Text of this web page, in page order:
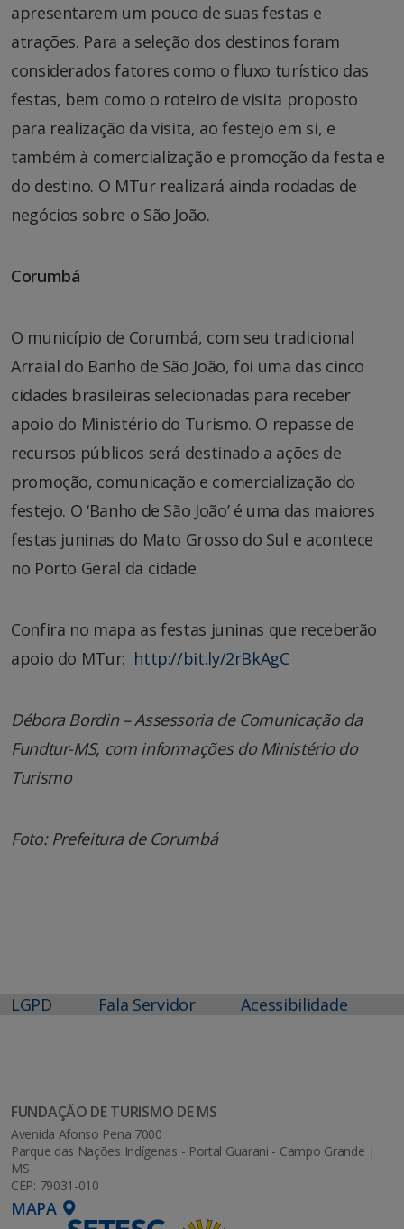
apresentarem um pouco de suas festas e
atrações. Para a seleção dos destinos foram
considerados fatores como o fluxo turístico das
festas, bem como o roteiro de visita proposto
para realização da visita, ao festejo em si, e
também à comercialização e promoção da festa e
do destino. O MTur realizará ainda rodadas de
negócios sobre o São João.
Corumbá
O município de Corumbá, com seu tradicional
Arraial do Banho de São João, foi uma das cinco
cidades brasileiras selecionadas para receber
apoio do Ministério do Turismo. O repasse de
recursos públicos será destinado a ações de
promoção, comunicação e comercialização do
festejo. O ‘Banho de São João’ é uma das maiores
festas juninas do Mato Grosso do Sul e acontece
no Porto Geral da cidade.
Confira no mapa as festas juninas que receberão
apoio do MTur: http://bit.ly/2rBkAgC
Débora Bordin – Assessoria de Comunicação da
Fundtur-MS, com informações do Ministério do
Turismo
Foto: Prefeitura de Corumbá
LGPD Fala Servidor Acessibilidade
FUNDAÇÃO DE TURISMO DE MS
Avenida Afonso Pena 7000
Parque das Nações Indígenas - Portal Guarani - Campo Grande |
MS
CEP: 79031-010
MAPA